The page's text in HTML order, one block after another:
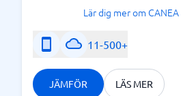
Lär dig mer om
11-500+
JÄMFÖR LÄS MER